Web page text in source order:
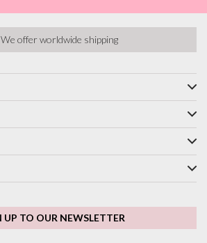
We offer worldwide shipping
UP TO OUR NEWSLETTER